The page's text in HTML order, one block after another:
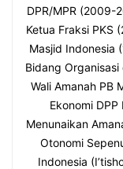
DPR/MPR (2009-
Ketua Fraksi PKS
Masjid Indonesia
Bidang
Wali Amanah PB
Ekonomi
Menunaikan
Otonomi
Indonesia